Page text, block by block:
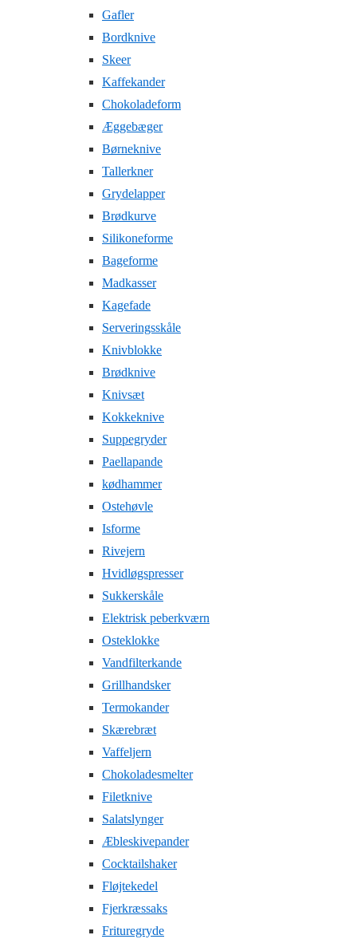
Gafler
Bordknive
Skeer
Kaffekander
Chokoladeform
Æggebæger
Børneknive
Tallerkner
Grydelapper
Brødkurve
Silikoneforme
Bageforme
Madkasser
Kagefade
Serveringsskåle
Knivblokke
Brødknive
Knivsæt
Kokkeknive
Suppegryder
Paellapande
kødhammer
Ostehøvle
Isforme
Rivejern
Hvidløgspresser
Sukkerskåle
Elektrisk peberkværn
Osteklokke
Vandfilterkande
Grillhandsker
Termokander
Skærebræt
Vaffeljern
Chokoladesmelter
Filetknive
Salatslynger
Æbleskivepander
Cocktailshaker
Fløjtekedel
Fjerkræssaks
Frituregryde